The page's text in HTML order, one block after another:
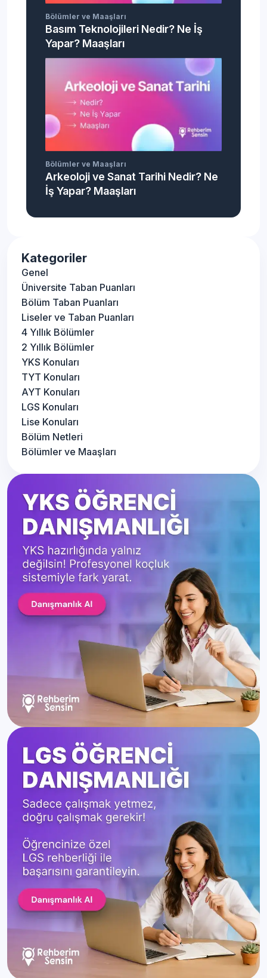
Bölümler ve Maaşları
Basım Teknolojileri Nedir? Ne İş
Yapar? Maaşları
Bölümler ve Maaşları
Arkeoloji ve Sanat Tarihi Nedir? Ne
İş Yapar? Maaşları
Kategoriler
Genel
Üniversite Taban Puanları
Bölüm Taban Puanları
Liseler ve Taban Puanları
4 Yıllık Bölümler
2 Yıllık Bölümler
YKS Konuları
TYT Konuları
AYT Konuları
LGS Konuları
Lise Konuları
Bölüm Netleri
Bölümler ve Maaşları